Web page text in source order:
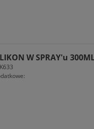
W SPRAY'u